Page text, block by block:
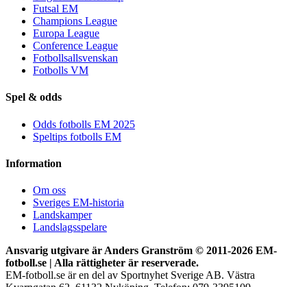
Futsal EM
Champions League
Europa League
Conference League
Fotbollsallsvenskan
Fotbolls VM
Spel & odds
Odds fotbolls EM 2025
Speltips fotbolls EM
Information
Om oss
Sveriges EM-historia
Landskamper
Landslagsspelare
Ansvarig utgivare är Anders Granström © 2011-2026 EM-
fotboll.se | Alla rättigheter är reserverade.
EM-fotboll.se är en del av Sportnyhet Sverige AB. Västra